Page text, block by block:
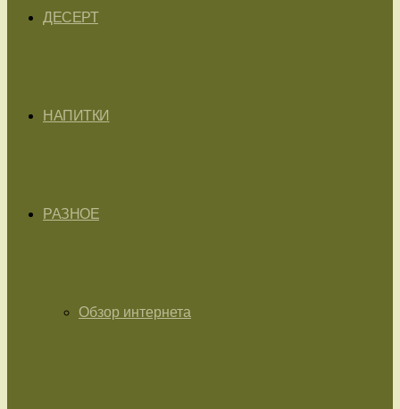
ДЕСЕРТ
НАПИТКИ
РАЗНОЕ
Обзор интернета